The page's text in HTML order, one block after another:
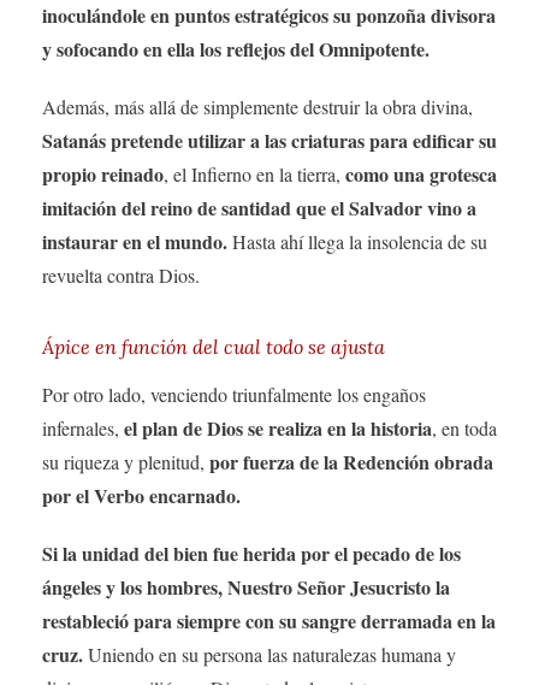
inoculándole en puntos estratégicos su ponzoña divisora
y sofocando en ella los reflejos del Omnipotente.
Además, más allá de simplemente destruir la obra divina,
Satanás pretende utilizar a las criaturas para edificar su
propio reinado, el Infierno en la tierra, como una grotesca
imitación del reino de santidad que el Salvador vino a
instaurar en el mundo.Hasta ahí llega la insolencia de su
revuelta contra Dios.
Ápice en función del cual todo se ajusta
Por otro lado, venciendo triunfalmente los engaños
infernales, el plan de Dios se realiza en la historia, en toda
su riqueza y plenitud, por fuerza de la Redención obrada
por el Verbo encarnado.
Si la unidad del bien fue herida por el pecado de los
ángeles y los hombres, Nuestro Señor Jesucristo la
restableció para siempre con su sangre derramada en la
cruz.Uniendo en su persona las naturalezas humana y